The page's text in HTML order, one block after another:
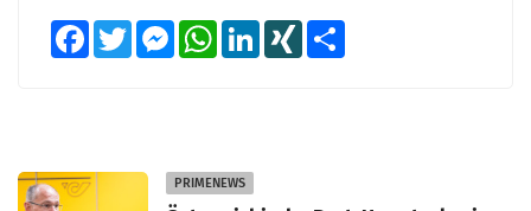
FacebookTwitter MessengerWhatsAppLinkedInXING
PRIMENEWS